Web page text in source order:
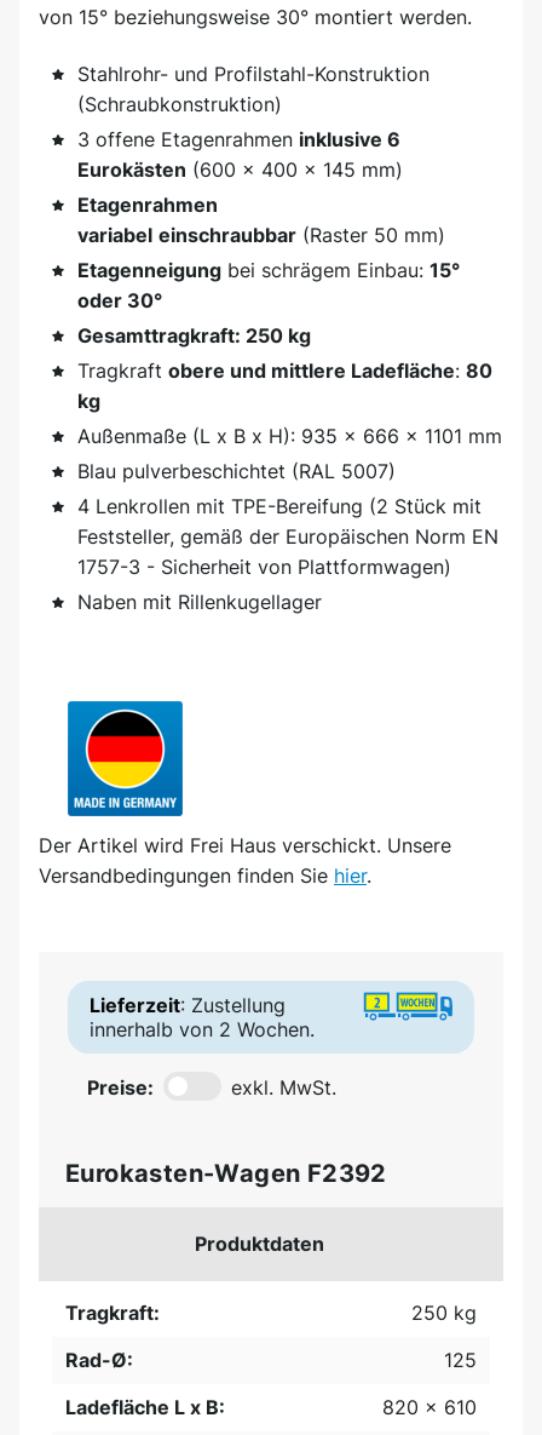
von 15° beziehungsweise 30° montiert werden.
Stahlrohr- und Profilstahl-Konstruktion
(Schraubkonstruktion)
3 offene Etagenrahmen inklusive 6
Eurokästen (600 x 400 x 145 mm)
Etagenrahmen
variabel einschraubbar (Raster 50 mm)
Etagenneigung bei schrägem Einbau: 15°
oder 30°
Gesamttragkraft: 250 kg
Tragkraft obere und mittlere Ladefläche: 80
kg
Außenmaße (L x B x H): 935 x 666 x 1101 mm
Blau pulverbeschichtet (RAL 5007)
4 Lenkrollen mit TPE-Bereifung (2 Stück mit
Feststeller, gemäß der Europäischen Norm EN
1757-3 - Sicherheit von Plattformwagen)
Naben mit Rillenkugellager
Der Artikel wird Frei Haus verschickt. Unsere
Versandbedingungen finden Sie hier.
Lieferzeit: Zustellung
innerhalb von 2 Wochen.
Preise: exkl. MwSt.
Eurokasten-Wagen F2392
Produktdaten
Tragkraft:
250 kg
Rad-Ø:
125
Ladefläche L x B:
820 x 610